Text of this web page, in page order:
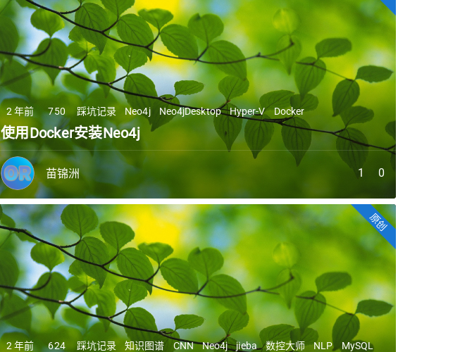
2 年前 750 踩坑记录 Neo4j Neo4jDesktop Hyper-V Docker
使用Docker安装Neo4j
苗锦洲 1 0
2 年前 624 踩坑记录 知识图谱 CNN Neo4j jieba 数控大师 NLP MySQL
原创